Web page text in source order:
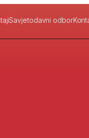
Savjetodavni odbor